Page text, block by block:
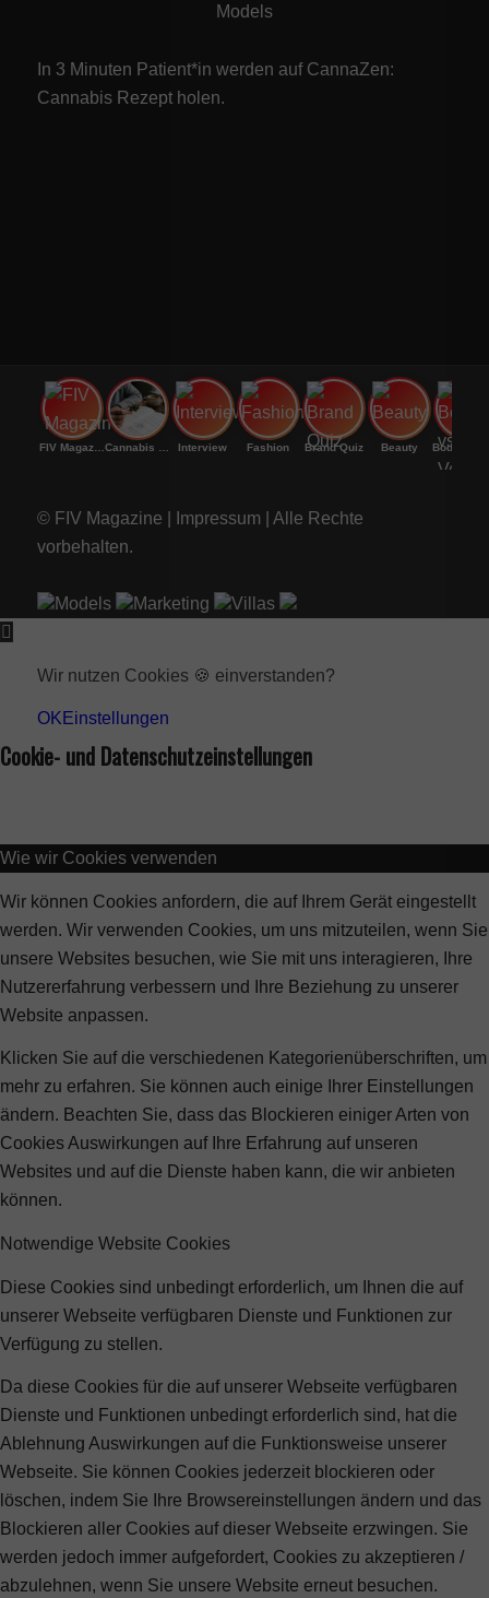
Models
In 3 Minuten Patient*in werden auf CannaZen:
Cannabis Rezeptholen.
FIV Magazine Interview Fashion Brand Quiz Beauty
© FIV Magazine | Impressum | Alle Rechte
vorbehalten.
Models Marketing Villas
Wir nutzen Cookies 🍪 einverstanden?
OK Einstellungen
Cookie- und Datenschutzeinstellungen
Wie wir Cookies verwenden
Wir können Cookies anfordern, die auf Ihrem Gerät eingestellt
werden. Wir verwenden Cookies, um uns mitzuteilen, wenn Sie
unsere Websites besuchen, wie Sie mit uns interagieren, Ihre
Nutzererfahrung verbessern und Ihre Beziehung zu unserer
Website anpassen.
Klicken Sie auf die verschiedenen Kategorienüberschriften, um
mehr zu erfahren. Sie können auch einige Ihrer Einstellungen
ändern. Beachten Sie, dass das Blockieren einiger Arten von
Cookies Auswirkungen auf Ihre Erfahrung auf unseren
Websites und auf die Dienste haben kann, die wir anbieten
können.
Notwendige Website Cookies
Diese Cookies sind unbedingt erforderlich, um Ihnen die auf
unserer Webseite verfügbaren Dienste und Funktionen zur
Verfügung zu stellen.
Da diese Cookies für die auf unserer Webseite verfügbaren
Dienste und Funktionen unbedingt erforderlich sind, hat die
Ablehnung Auswirkungen auf die Funktionsweise unserer
Webseite. Sie können Cookies jederzeit blockieren oder
löschen, indem Sie Ihre Browsereinstellungen ändern und das
Blockieren aller Cookies auf dieser Webseite erzwingen. Sie
werden jedoch immer aufgefordert, Cookies zu akzeptieren /
abzulehnen, wenn Sie unsere Website erneut besuchen.